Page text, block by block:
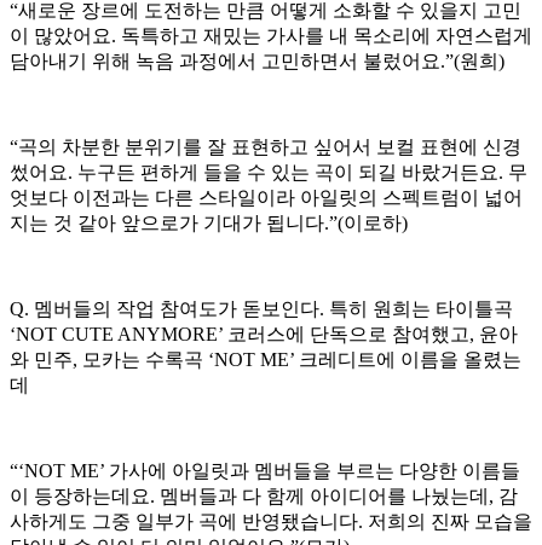
“새로운 장르에 도전하는 만큼 어떻게 소화할 수 있을지 고민
이 많았어요. 독특하고 재밌는 가사를 내 목소리에 자연스럽게
담아내기 위해 녹음 과정에서 고민하면서 불렀어요.”(원희)
“곡의 차분한 분위기를 잘 표현하고 싶어서 보컬 표현에 신경
썼어요. 누구든 편하게 들을 수 있는 곡이 되길 바랐거든요. 무
엇보다 이전과는 다른 스타일이라 아일릿의 스펙트럼이 넓어
지는 것 같아 앞으로가 기대가 됩니다.”(이로하)
Q. 멤버들의 작업 참여도가 돋보인다. 특히 원희는 타이틀곡
‘NOT CUTE ANYMORE’ 코러스에 단독으로 참여했고, 윤아
와 민주, 모카는 수록곡 ‘NOT ME’ 크레디트에 이름을 올렸는
데
“‘NOT ME’ 가사에 아일릿과 멤버들을 부르는 다양한 이름들
이 등장하는데요. 멤버들과 다 함께 아이디어를 나눴는데, 감
사하게도 그중 일부가 곡에 반영됐습니다. 저희의 진짜 모습을